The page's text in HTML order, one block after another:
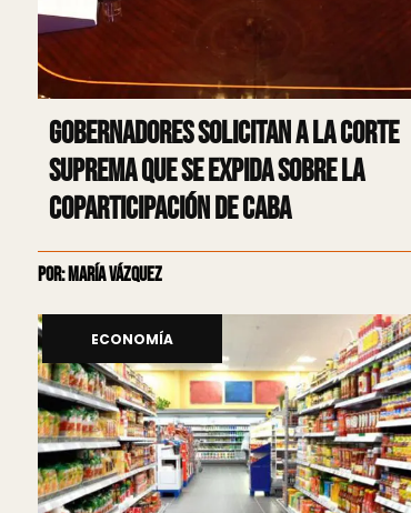
Gobernadores solicitan a la Corte
Suprema que se expida sobre la
coparticipación de CABA
Por: María Vázquez
ECONOMÍA